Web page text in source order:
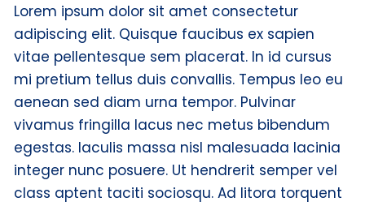
Lorem ipsum dolor sit amet consectetur
adipiscing elit. Quisque faucibus ex sapien
vitae pellentesque sem placerat. In id cursus
mi pretium tellus duis convallis. Tempus leo eu
aenean sed diam urna tempor. Pulvinar
vivamus fringilla lacus nec metus bibendum
egestas. Iaculis massa nisl malesuada lacinia
integer nunc posuere. Ut hendrerit semper vel
class aptent taciti sociosqu. Ad litora torquent